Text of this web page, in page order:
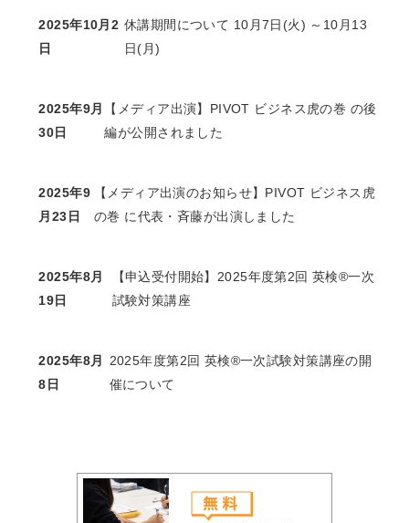
2025年10月2
日
休講期間について 10月7日(火) ～10月13
日(月)
2025年9月
30日
【メディア出演】PIVOT ビジネス虎の巻 の後
編が公開されました
2025年9
月23日
【メディア出演のお知らせ】PIVOT ビジネス虎
の巻 に代表・斉藤が出演しました
2025年8月
19日
【申込受付開始】2025年度第2回 英検®一次
試験対策講座
2025年8月
8日
2025年度第2回 英検®一次試験対策講座の開
催について